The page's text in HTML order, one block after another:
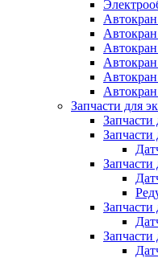
Запчасти для
Запчасти
Запчасти
Запчасти
Запчасти